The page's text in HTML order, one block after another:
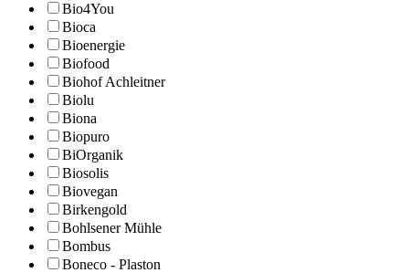
Bio4You
Bioca
Bioenergie
Biofood
Biohof Achleitner
Biolu
Biona
Biopuro
BiOrganik
Biosolis
Biovegan
Birkengold
Bohlsener Mühle
Bombus
Boneco - Plaston